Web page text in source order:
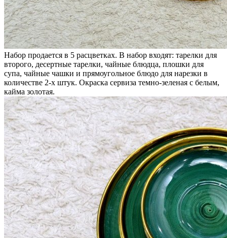
Набор продается в 5 расцветках. В набор входят: тарелки для
второго, десертные тарелки, чайные блюдца, плошки для
супа, чайные чашки и прямоугольное блюдо для нарезки в
количестве 2-х штук. Окраска сервиза темно-зеленая с белым,
кайма золотая.